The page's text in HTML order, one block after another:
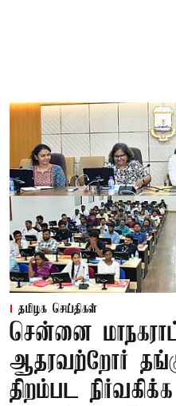
தமிழக செய்திகள்
சென்னை
ஆதரவற்றோர்
திறம்பட